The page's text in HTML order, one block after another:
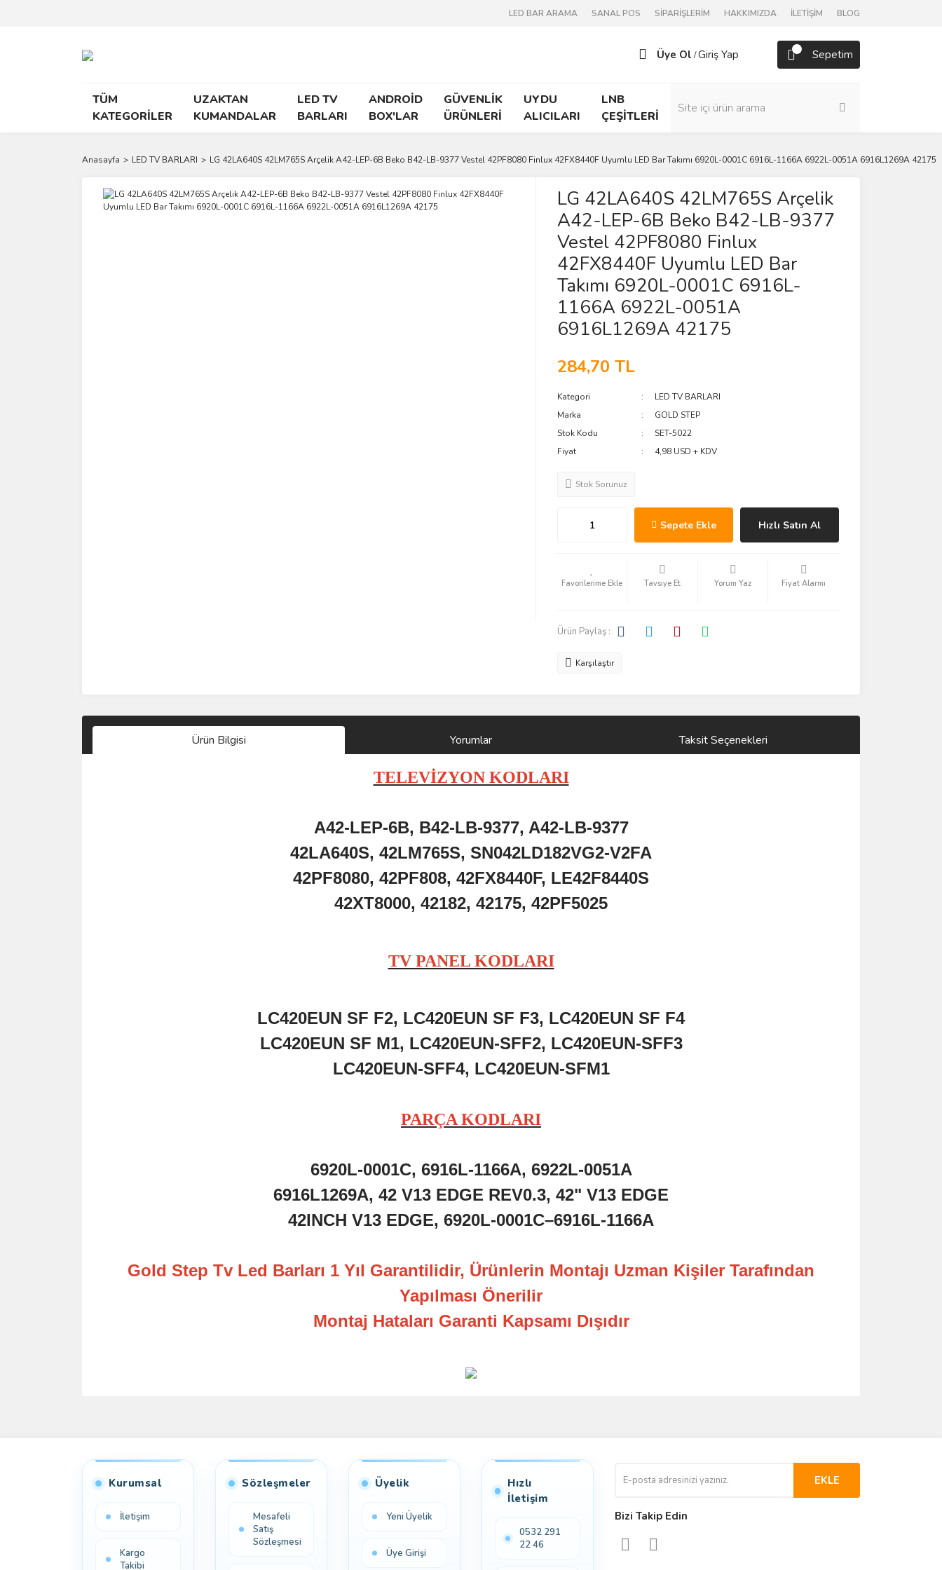
LED BAR ARAMA SANAL POS SİPARİŞLERİM HAKKIMIZDA İLETİŞİM BLOG
Üye Ol /Giriş Yap Sepetim
TÜM
KATEGORİLER
UZAKTAN
KUMANDALAR
LED TV
BARLARI
ANDROİD
BOX'LAR
GÜVENLİK
ÜRÜNLERİ
UYDU
ALICILARI
LNB
ÇEŞİTLERİ
Anasayfa LED TV BARLARI LG 42LA640S 42LM765S Arçelik A42-LEP-6B Beko B42-LB-9377 Vestel 42PF8080 Finlux 42FX8440F Uyumlu LED Bar Takımı 6920L-0001C 6916L-1166A 6922L-0051A 6916L1269A 42175
LG 42LA640S 42LM765S Arçelik
A42-LEP-6B Beko B42-LB-9377
Vestel 42PF8080 Finlux
42FX8440F Uyumlu LED Bar
Takımı 6920L-0001C 6916L-
1166A 6922L-0051A
6916L1269A 42175
284,70 TL
Kategori
LED TV BARLARI
Marka
GOLD STEP
Stok Kodu
SET-5022
Fiyat
4,98 USD + KDV
Stok Sorunuz
Sepete Ekle Hızlı Satın Al
Tavsiye Et Yorum Yaz Fiyat Alarmı
Ürün Paylaş :
Karşılaştır
Ürün Bilgisi Yorumlar Taksit Seçenekleri
TELEVİZYON KODLARI
A42-LEP-6B, B42-LB-9377, A42-LB-9377
42LA640S, 42LM765S, SN042LD182VG2-V2FA
42PF8080, 42PF808, 42FX8440F, LE42F8440S
42XT8000, 42182, 42175, 42PF5025
TV PANEL KODLARI
LC420EUN SF F2, LC420EUN SF F3, LC420EUN SF F4
LC420EUN SF M1, LC420EUN-SFF2, LC420EUN-SFF3
LC420EUN-SFF4, LC420EUN-SFM1
PARÇA KODLARI
6920L-0001C, 6916L-1166A, 6922L-0051A
6916L1269A, 42 V13 EDGE REV0.3, 42" V13 EDGE
42INCH V13 EDGE, 6920L-0001C–6916L-1166A
Gold Step Tv Led Barları 1 Yıl Garantilidir, Ürünlerin Montajı Uzman Kişiler Tarafından
Yapılması Önerilir
Montaj Hataları Garanti Kapsamı Dışıdır
Kurumsal
İletişim
Kargo
Takibi
Sözleşmeler
Mesafeli
Satış
Sözleşmesi
Üyelik
Yeni Üyelik
Üye Girişi
Hızlı
İletişim
0532 291
22 46
EKLE
Bizi Takip Edin